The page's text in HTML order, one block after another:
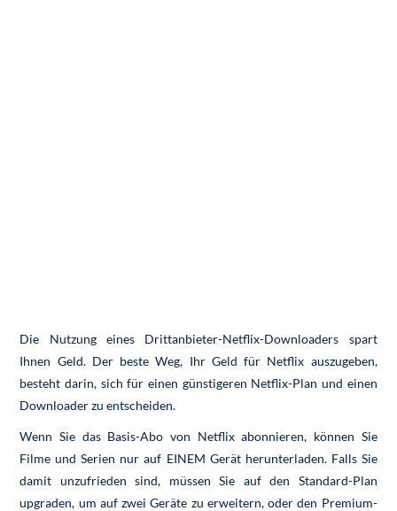
Die Nutzung eines Drittanbieter-Netflix-Downloaders spart
Ihnen Geld. Der beste Weg, Ihr Geld für Netflix auszugeben,
besteht darin, sich für einen günstigeren Netflix-Plan und einen
Downloader zu entscheiden.
Wenn Sie das Basis-Abo von Netflix abonnieren, können Sie
Filme und Serien nur auf EINEM Gerät herunterladen. Falls Sie
damit unzufrieden sind, müssen Sie auf den Standard-Plan
upgraden, um auf zwei Geräte zu erweitern, oder den Premium-